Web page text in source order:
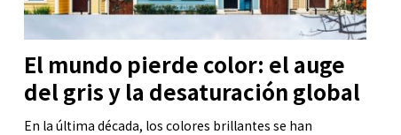
El mundo pierde color: el auge
del gris y la desaturación global
En la última década, los colores brillantes se han